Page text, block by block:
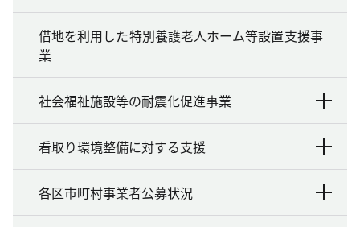
借地を利用した特別養護老人ホーム等設置支援事
業
社会福祉施設等の耐震化促進事業
看取り環境整備に対する支援
各区市町村事業者公募状況